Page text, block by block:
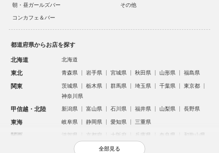
朝・昼ガールズバー
その他
コンカフェ＆バー
都道府県からお店を探す
北海道 北海道
東北 青森県 岩手県 宮城県 秋田県 山形県 福島県
関東 茨城県 栃木県 群馬県 埼玉県 千葉県
東京都
神奈川県
甲信越・北陸 新潟県 富山県 石川県 福井県 山梨県 長野県
東海 岐阜県 静岡県 愛知県 三重県
関西 滋賀県 京都府 大阪府 兵庫県 奈良県 和歌山県
鳥取県 島根県 岡山県 広島県
全部見る